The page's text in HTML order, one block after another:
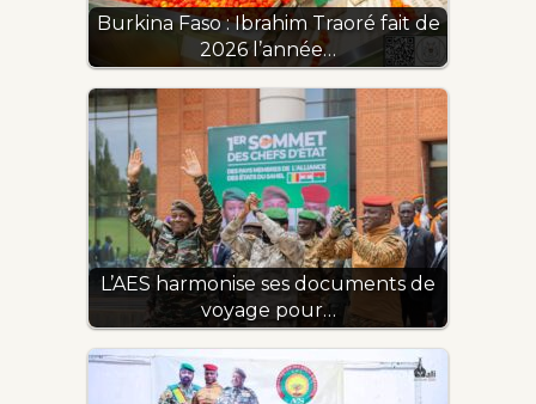
Burkina Faso : Ibrahim Traoré fait de
2026 l’année…
L’AES harmonise ses documents de
voyage pour…